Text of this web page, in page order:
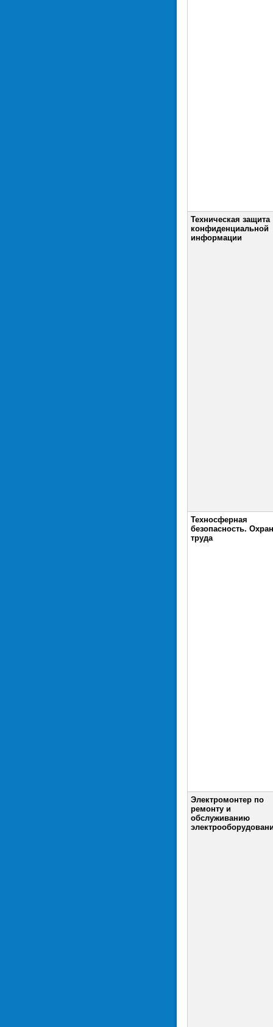
Техническая защита
конфиденциальной
информации
Техносферная
безопасность.
труда
Электромонтер по
ремонту и
обслуживанию